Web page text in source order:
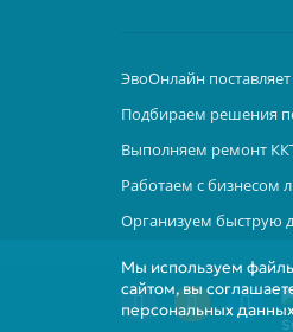
Мы используем
сайтом, вы
персональных
ЭвоОнлайн
Подбираем решения
Выполняем ремонт
Работаем с бизнесом
Организуем быструю